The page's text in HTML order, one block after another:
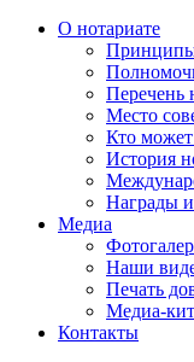
О нотариате
Принципы
Перечень
Место
Кто
История
Награды
Медиа
Наши
Печать
Медиа-кит
Контакты